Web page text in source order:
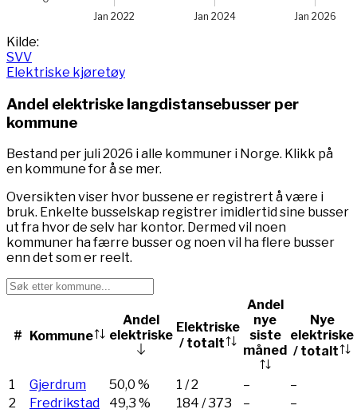
Jan 2022 Jan 2024 Jan 2026
End of interactive chart.
Kilde:
SVV
Elektriske kjøretøy
Andel elektriske langdistansebusser per
kommune
Bestand per juli2026 i alle kommuner i Norge. Klikk på
en kommune for å se mer.
Oversikten viser hvor bussene er registrert å være i
bruk. Enkelte busselskap registrer imidlertid sine busser
ut fra hvor de selv har kontor. Dermed vil noen
kommuner ha færre busser og noen vil ha flere busser
enn det som er reelt.
# Kommune
Andel
elektriske
Elektriske
/ totalt
Andel
nye
siste
måned
Nye
elektriske
/ totalt
1 Gjerdrum 50,0 % 1 /2 –
–
2
Fredrikstad 49,3 % 184 /373 –
–